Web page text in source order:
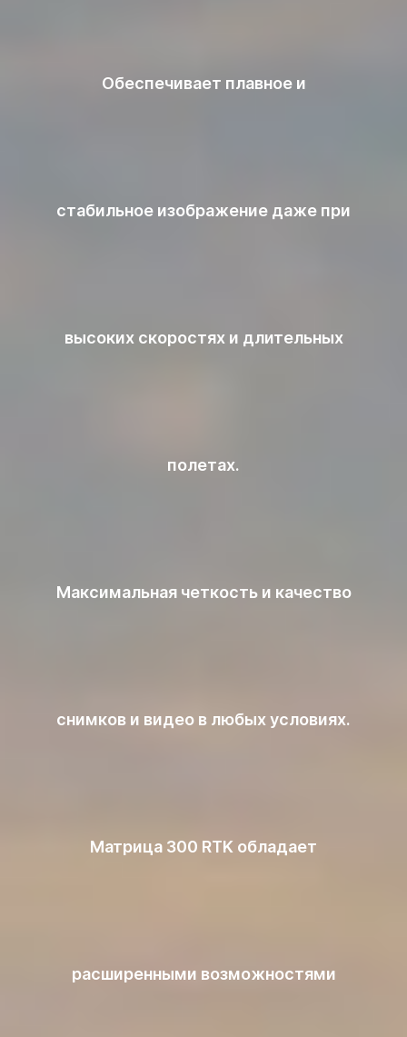
Обеспечивает плавное и
стабильное изображение даже при
высоких скоростях и длительных
полетах.
Максимальная четкость и качество
снимков и видео в любых условиях.
Матрица 300 RTK обладает
расширенными возможностями